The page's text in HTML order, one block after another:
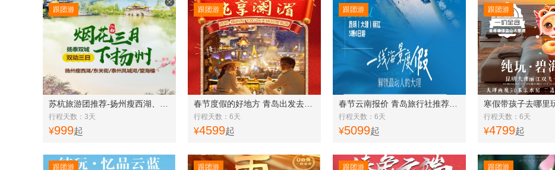
行程天数：3天
¥999起
跟团游
行程天数：6天
¥4599起
跟团游
行程天数：6天
¥5099起
跟团游
行程天数：6天
¥4799起
跟团游
跟团游 跟团游 跟团游 跟团游